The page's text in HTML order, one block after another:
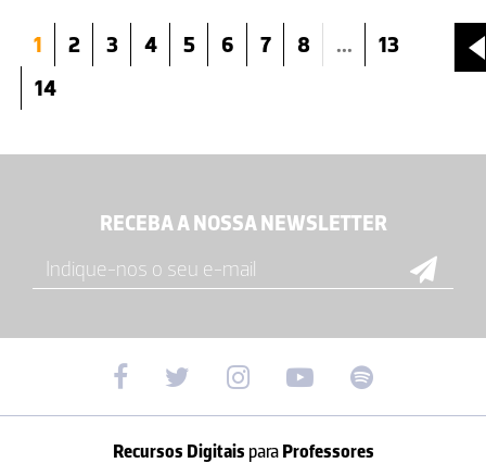
1 2 3 4 5 6 7 8 ...
13
14
RECEBA A NOSSA NEWSLETTER
Recursos Digitais paraProfessores